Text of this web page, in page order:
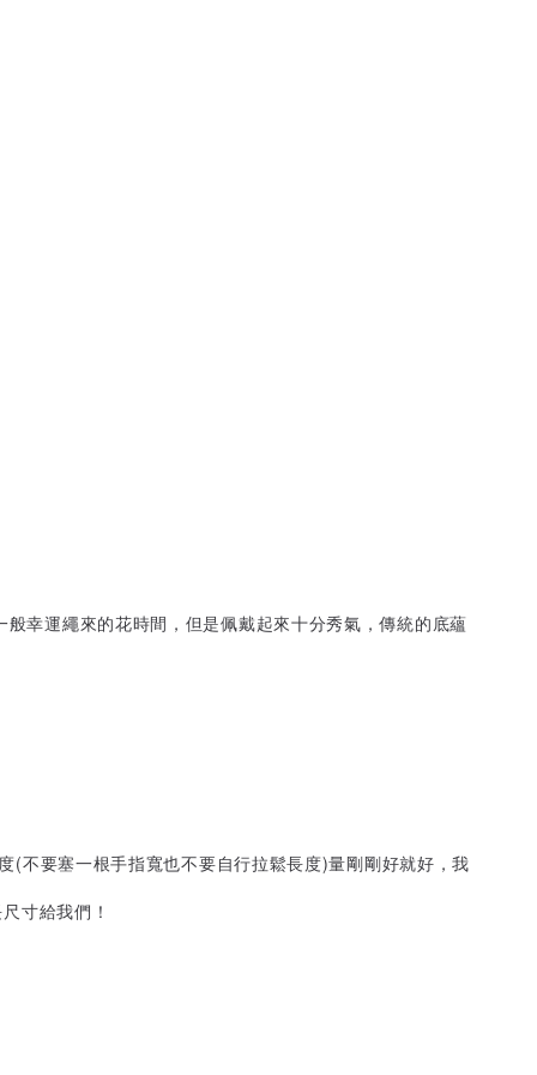
幸運繩來的花時間，但是佩戴起來十分秀氣，傳統的底蘊
(不要塞一根手指寬也不要自行拉鬆長度)量剛剛好就好，我
寸給我們！